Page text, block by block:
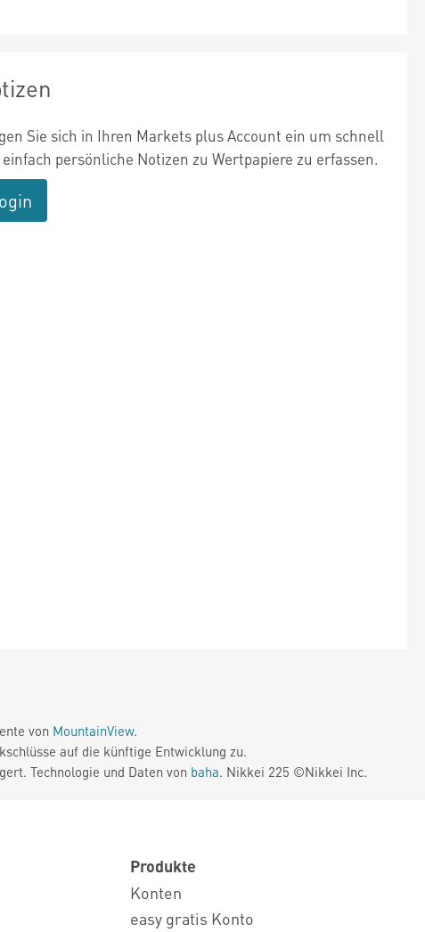
Sie sich in Ihren Markets plus Account ein um schnell
persönliche Notizen zu Wertpapiere zu erfassen.
von MountainView.
auf die künftige Entwicklung zu.
Technologie und Daten von baha. Nikkei 225 ©Nikkei Inc.
Produkte
Konten
easy gratis Konto